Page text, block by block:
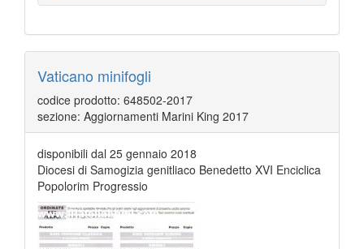
Vaticano minifogli
codice prodotto: 648502-2017
sezione: Aggiornamenti Marini King 2017
disponibili dal 25 gennaio 2018
Diocesi di Samogizia genitliaco Benedetto XVI Enciclica
Popolorim Progressio